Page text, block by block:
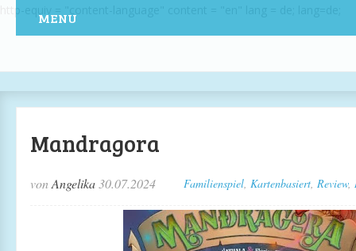
MENU
Mandragora
vonAngelika 30.07.2024 Familienspiel, Kartenbasiert, Review,